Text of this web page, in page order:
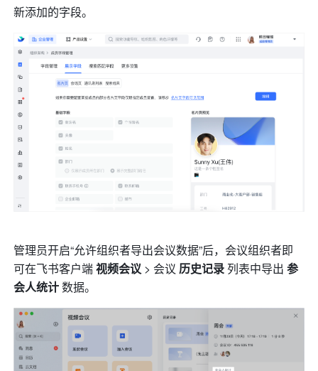
新添加的字段。
管理员开启“允许组织者导出会议数据”后，会议组织者即
可在飞书客户端 视频会议 > 会议 历史记录 列表中导出 参
会人统计 数据。